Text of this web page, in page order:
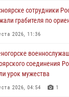
сотрудники
грабителя по
2026, 11:36
соединения
урок мужества
2026, 04:54 1